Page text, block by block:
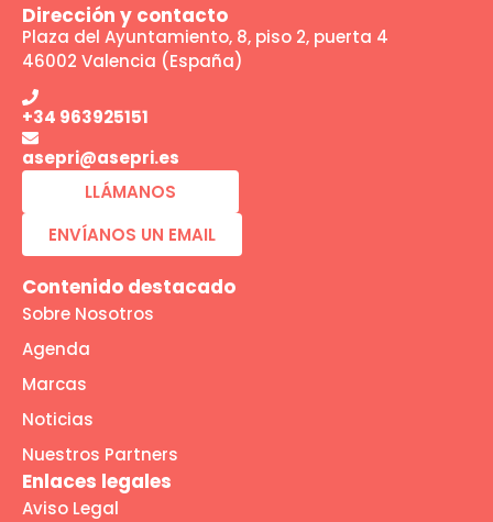
Dirección y contacto
Plaza del Ayuntamiento, 8, piso 2, puerta 4
46002 Valencia (España)
+34 963925151
asepri@asepri.es
LLÁMANOS
ENVÍANOS UN EMAIL
Contenido destacado
Sobre Nosotros
Agenda
Marcas
Noticias
Nuestros Partners
Enlaces legales
Aviso Legal